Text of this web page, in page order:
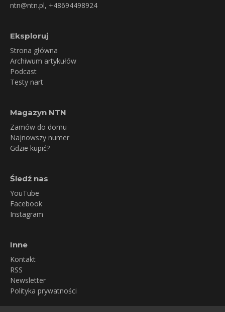
ntn@ntn.pl, +48694498924
Eksploruj
Strona główna
Archiwum artykułów
Podcast
Testy nart
Magazyn NTN
Zamów do domu
Najnowszy numer
Gdzie kupić?
Śledź nas
YouTube
Facebook
Instagram
Inne
Kontakt
RSS
Newsletter
Polityka prywatności